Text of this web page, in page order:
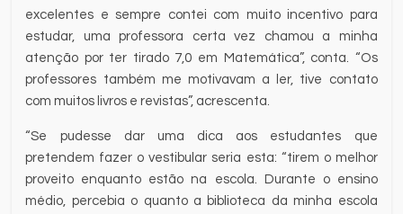
excelentes e sempre contei com muito incentivo para
estudar, uma professora certa vez chamou a minha
atenção por ter tirado 7,0 em Matemática”, conta. “Os
professores também me motivavam a ler, tive contato
com muitos livros e revistas”, acrescenta.
“Se pudesse dar uma dica aos estudantes que
pretendem fazer o vestibular seria esta: “tirem o melhor
proveito enquanto estão na escola. Durante o ensino
médio, percebia o quanto a biblioteca da minha escola